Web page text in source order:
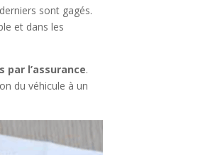
sont gagés.
et dans les
par l’assurance.
du véhicule à un